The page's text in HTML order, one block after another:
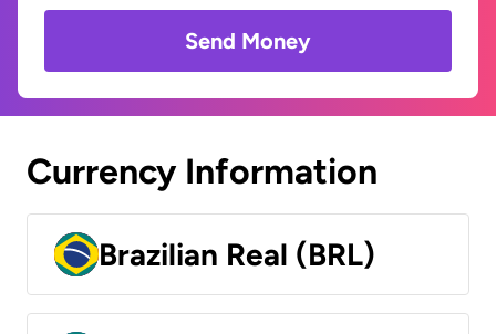
Send Money
Currency Information
Brazilian Real (BRL)